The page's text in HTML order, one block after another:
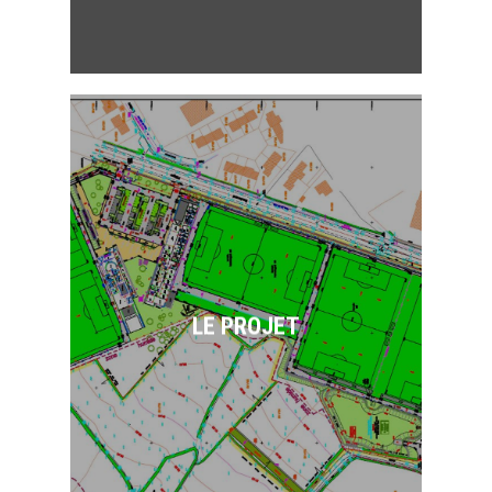
LE PROJET
Création du nouveau Centre
d’entrainement du Stade
Brestois 29 sur 9 ha, à
PLOUGASTEL-DAOULAS,
comprenant 5 terrains de
grands jeux, une aire
d’échauffement de gardien,
deux bassins de rétention,
des bâtiments d’exploitation
et voiries afférentes.